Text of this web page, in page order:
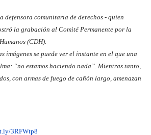
defensora comunitaria de derechos - quien
la grabación al Comité Permanente por la
(CDH).
imágenes se puede ver el instante en el que una
“no estamos haciendo nada”. Mientras tanto,
con armas de fuego de cañón largo, amenazan
3RFWtp8